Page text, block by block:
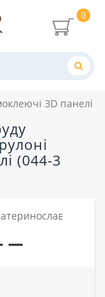
0
3D панелі в
(044-3